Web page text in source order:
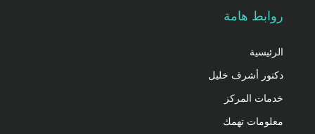
روابط هامة
الرئيسية
دكتور أشرف خليل
خدمات المركز
معلومات تهمك